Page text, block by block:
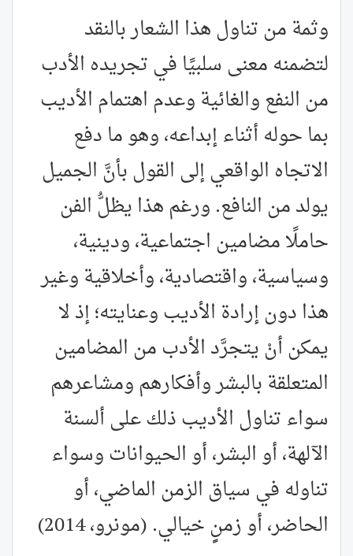
وثمة من تناول هذا الشعار بالنقد
لتضمنه معنى سلبيًا في تجريده الأدب
من النفع والغائية وعدم اهتمام الأديب
بما حوله أثناء إبداعه، وهو ما دفع
الاتجاه الواقعي إلى القول بأنَّ الجميل
يولد من النافع. ورغم هذا يظلُّ الفن
حاملًا مضامين اجتماعية، ودينية،
وسياسية، واقتصادية، وأخلاقية وغير
هذا دون إرادة الأديب وعنايته؛ إذ لا
يمكن أنْ يتجرَّد الأدب من المضامين
المتعلقة بالبشر وأفكارهم ومشاعرهم
سواء تناول الأديب ذلك على ألسنة
الآلهة، أو البشر، أو الحيوانات وسواء
تناوله في سياق الزمن الماضي، أو
الحاضر، أو زمنٍ خيالي. (مونرو، 2014)